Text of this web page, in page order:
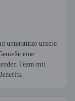
unterstütze unsere
eine
Team mit